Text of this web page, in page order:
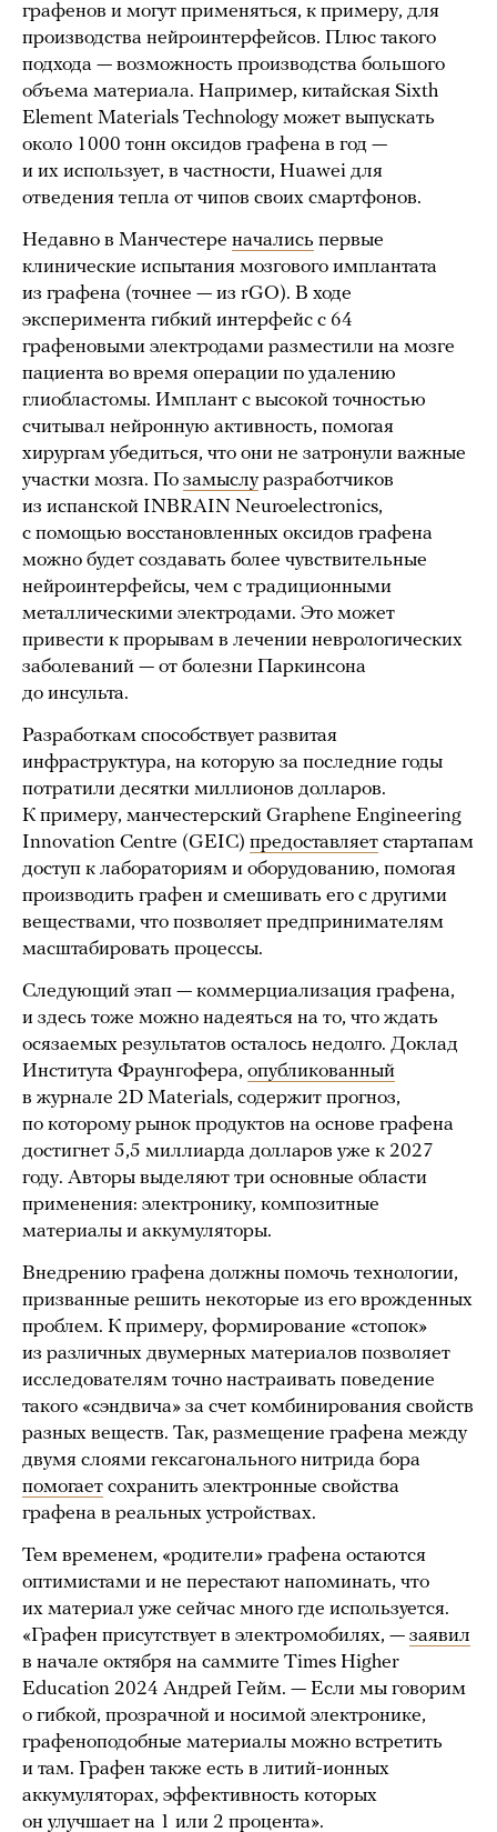
графенов и могут применяться, к примеру, для
производства нейроинтерфейсов. Плюс такого
подхода — возможность производства большого
объема материала. Например, китайская Sixth
Element Materials Technology может выпускать
около 1000 тонн оксидов графена в год —
и их использует, в частности, Huawei для
отведения тепла от чипов своих смартфонов.
Недавно в Манчестере начались первые
клинические испытания мозгового имплантата
из графена (точнее — из rGO). В ходе
эксперимента гибкий интерфейс с 64
графеновыми электродами разместили на мозге
пациента во время операции по удалению
глиобластомы. Имплант с высокой точностью
считывал нейронную активность, помогая
хирургам убедиться, что они не затронули важные
участки мозга. По замыслуразработчиков
из испанской INBRAIN Neuroelectronics,
с помощью восстановленных оксидов графена
можно будет создавать более чувствительные
нейроинтерфейсы, чем с традиционными
металлическими электродами. Это может
привести к прорывам в лечении неврологических
заболеваний — от болезни Паркинсона
до инсульта.
Разработкам способствует развитая
инфраструктура, на которую за последние годы
потратили десятки миллионов долларов.
К примеру, манчестерский Graphene Engineering
Innovation Centre (GEIC) предоставляет стартапам
доступ к лабораториям и оборудованию, помогая
производить графен и смешивать его с другими
веществами, что позволяет предпринимателям
масштабировать процессы.
Следующий этап — коммерциализация графена,
и здесь тоже можно надеяться на то, что ждать
осязаемых результатов осталось недолго. Доклад
Института Фраунгофера, опубликованный
в журнале 2D Materials, содержит прогноз,
по которому рынок продуктов на основе графена
достигнет 5,5 миллиарда долларов уже к 2027
году. Авторы выделяют три основные области
применения: электронику, композитные
материалы и аккумуляторы.
Внедрению графена должны помочь технологии,
призванные решить некоторые из его врожденных
проблем. К примеру, формирование «стопок»
из различных двумерных материалов позволяет
исследователям точно настраивать поведение
такого «сэндвича» за счет комбинирования свойств
разных веществ. Так, размещение графена между
двумя слоями гексагонального нитрида бора
помогает сохранить электронные свойства
графена в реальных устройствах.
Тем временем, «родители» графена остаются
оптимистами и не перестают напоминать, что
их материал уже сейчас много где используется.
«Графен присутствует в электромобилях, — заявил
в начале октября на саммите Times Higher
Education 2024 Андрей Гейм. — Если мы говорим
о гибкой, прозрачной и носимой электронике,
графеноподобные материалы можно встретить
и там. Графен также есть в литий-ионных
аккумуляторах, эффективность которых
он улучшает на 1 или 2 процента».